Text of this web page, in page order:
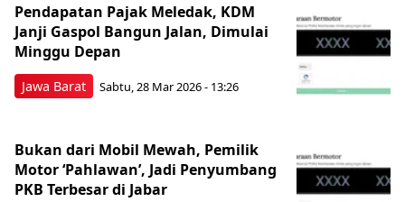
Jawa Barat
Pendapatan Pajak Meledak, KDM
Janji Gaspol Bangun Jalan, Dimulai
Minggu Depan
Sabtu, 28 Mar 2026 - 13:26
Bukan dari Mobil Mewah, Pemilik
Motor ‘Pahlawan’, Jadi Penyumbang
PKB Terbesar di Jabar